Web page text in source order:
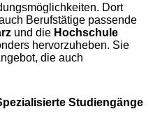
Dort
Berufstätige passende
und die Hochschule
hervorzuheben. Sie
die auch
Studiengänge